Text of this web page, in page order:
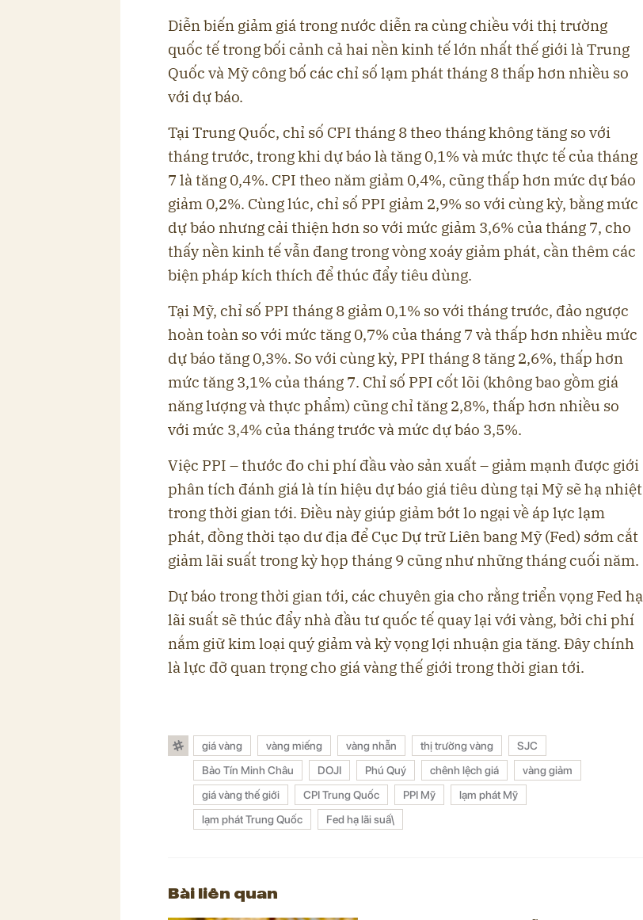
Diễn biến giảm giá trong nước diễn ra cùng chiều với thị trường
quốc tế trong bối cảnh cả hai nền kinh tế lớn nhất thế giới là Trung
Quốc và Mỹ công bố các chỉ số lạm phát tháng 8 thấp hơn nhiều so
với dự báo.
Tại Trung Quốc, chỉ số CPI tháng 8 theo tháng không tăng so với
tháng trước, trong khi dự báo là tăng 0,1% và mức thực tế của tháng
7 là tăng 0,4%. CPI theo năm giảm 0,4%, cũng thấp hơn mức dự báo
giảm 0,2%. Cùng lúc, chỉ số PPI giảm 2,9% so với cùng kỳ, bằng mức
dự báo nhưng cải thiện hơn so với mức giảm 3,6% của tháng 7, cho
thấy nền kinh tế vẫn đang trong vòng xoáy giảm phát, cần thêm các
biện pháp kích thích để thúc đẩy tiêu dùng.
Tại Mỹ, chỉ số PPI tháng 8 giảm 0,1% so với tháng trước, đảo ngược
hoàn toàn so với mức tăng 0,7% của tháng 7 và thấp hơn nhiều mức
dự báo tăng 0,3%. So với cùng kỳ, PPI tháng 8 tăng 2,6%, thấp hơn
mức tăng 3,1% của tháng 7. Chỉ số PPI cốt lõi (không bao gồm giá
năng lượng và thực phẩm) cũng chỉ tăng 2,8%, thấp hơn nhiều so
với mức 3,4% của tháng trước và mức dự báo 3,5%.
Việc PPI – thước đo chi phí đầu vào sản xuất – giảm mạnh được giới
phân tích đánh giá là tín hiệu dự báo giá tiêu dùng tại Mỹ sẽ hạ nhiệt
trong thời gian tới. Điều này giúp giảm bớt lo ngại về áp lực lạm
phát, đồng thời tạo dư địa để Cục Dự trữ Liên bang Mỹ (Fed) sớm cắt
giảm lãi suất trong kỳ họp tháng 9 cũng như những tháng cuối năm.
Dự báo trong thời gian tới, các chuyên gia cho rằng triển vọng Fed hạ
lãi suất sẽ thúc đẩy nhà đầu tư quốc tế quay lại với vàng, bởi chi phí
nắm giữ kim loại quý giảm và kỳ vọng lợi nhuận gia tăng. Đây chính
là lực đỡ quan trọng cho giá vàng thế giới trong thời gian tới.
giá vàng vàng miếng vàng nhẫn thị trường vàng
SJC
Bảo Tín Minh Châu
DOJI Phú Quý chênh lệch giá
vàng giảm
giá vàng thế giới
CPI Trung Quốc PPI Mỹ
lạm phát Mỹ
lạm phát Trung Quốc
Fed hạ lãi suấ\
Bài liên quan